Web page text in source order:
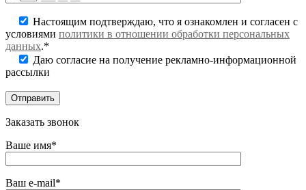
Настоящим подтверждаю, что я ознакомлен и согласен с
условиями политики в отношении обработки персональных
данных.*
Даю согласие на получение рекламно-информационной
рассылки
Заказать звонок
Ваше имя*
Ваш e-mail*